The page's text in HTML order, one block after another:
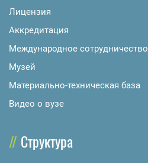
Лицензия
Аккредитация
Международное сотрудничество
Музей
Материально-техническая база
Видео о вузе
Структура